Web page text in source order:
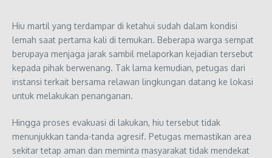
Hiu martil yang terdampar di ketahui sudah dalam kondisi
lemah saat pertama kali di temukan. Beberapa warga sempat
berupaya menjaga jarak sambil melaporkan kejadian tersebut
kepada pihak berwenang. Tak lama kemudian, petugas dari
instansi terkait bersama relawan lingkungan datang ke lokasi
untuk melakukan penanganan.
Hingga proses evakuasi di lakukan, hiu tersebut tidak
menunjukkan tanda-tanda agresif. Petugas memastikan area
sekitar tetap aman dan meminta masyarakat tidak mendekat